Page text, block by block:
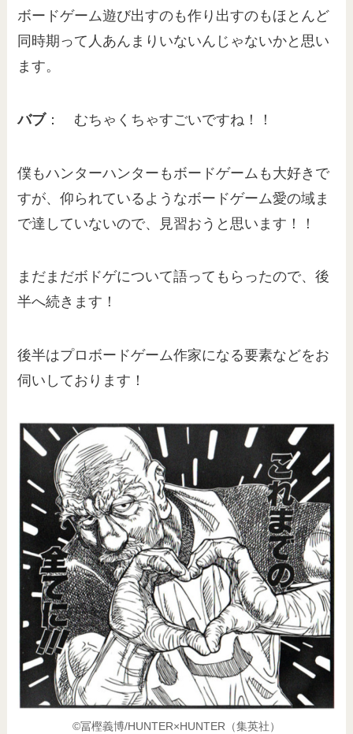
ボードゲーム遊び出すのも作り出すのもほとんど
同時期って人あんまりいないんじゃないかと思い
ます。
バブ： むちゃくちゃすごいですね！！
僕もハンターハンターもボードゲームも大好きで
すが、仰られているようなボードゲーム愛の域ま
で達していないので、見習おうと思います！！
まだまだボドゲについて語ってもらったので、後
半へ続きます！
後半はプロボードゲーム作家になる要素などをお
伺いしております！
©︎冨樫義博/HUNTER×HUNTER（集英社）